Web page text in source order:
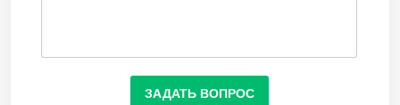
ЗАДАТЬ ВОПРОС